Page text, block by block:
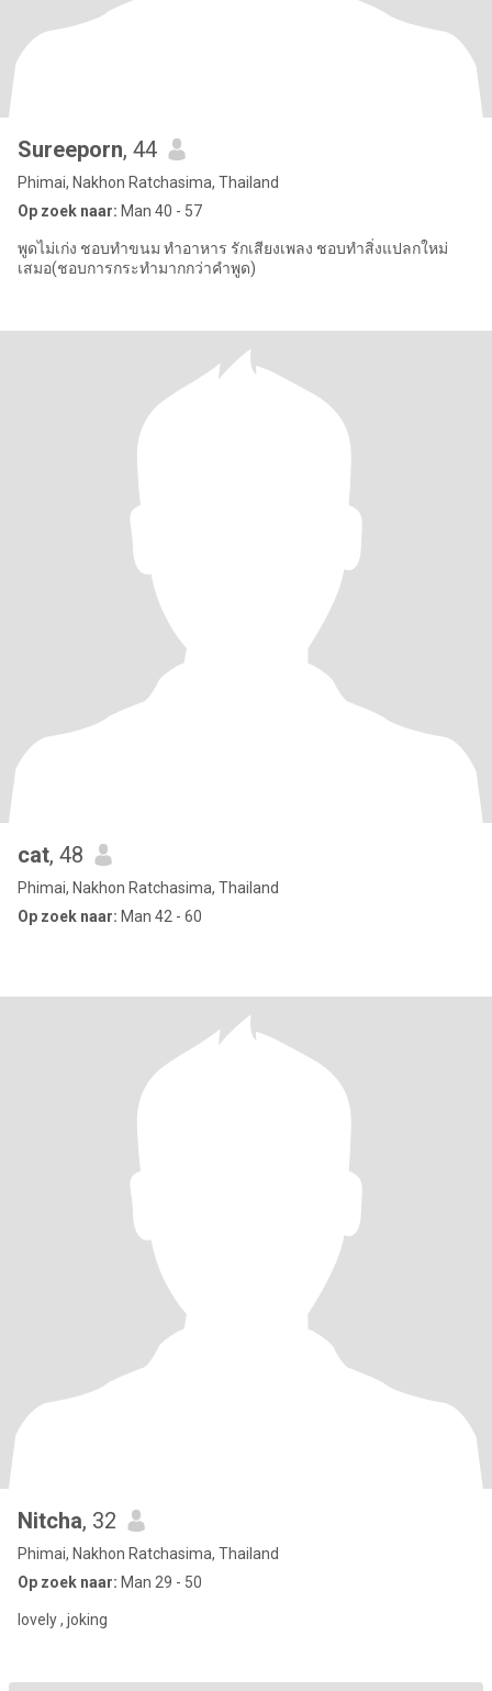
Sureeporn, 44
Phimai, Nakhon Ratchasima, Thailand
Op zoek naar: Man 40 - 57
พูดไม่เก่ง ชอบทำขนม ทำอาหาร รักเสียงเพลง ชอบทำสิ่งแปลกใหม่
เสมอ(ชอบการกระทำมากกว่าคำพูด)
cat, 48
Phimai, Nakhon Ratchasima, Thailand
Op zoek naar: Man 42 - 60
Nitcha, 32
Phimai, Nakhon Ratchasima, Thailand
Op zoek naar: Man 29 - 50
lovely , joking